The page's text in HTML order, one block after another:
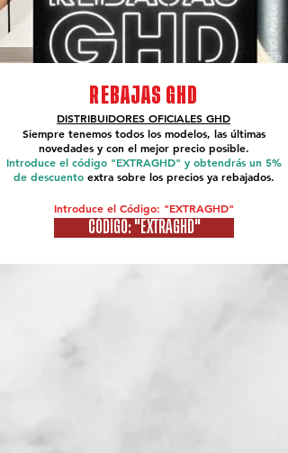
REBAJAS GHD
DISTRIBUIDORES OFICIALES GHD
Siempre tenemos todos los modelos, las últimas
novedades y con el mejor precio posible.
Introduce el código "EXTRAGHD" y obtendrás un 5%
de descuento extra sobre los precios ya rebajados.
Introduce el Código: "EXTRAGHD"
CÓDIGO: "EXTRAGHD"